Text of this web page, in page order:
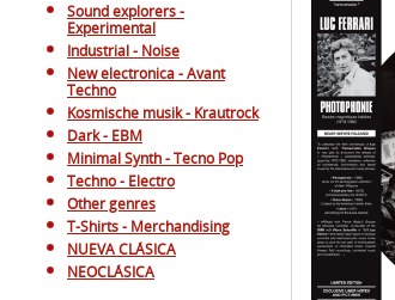
Sound explorers -
Experimental
Industrial - Noise
New electronica - Avant
Techno
Kosmische musik - Krautrock
Dark - EBM
Minimal Synth - Tecno Pop
Techno - Electro
Other genres
T-Shirts - Merchandising
NUEVA CLÁSICA
NEOCLÁSICA